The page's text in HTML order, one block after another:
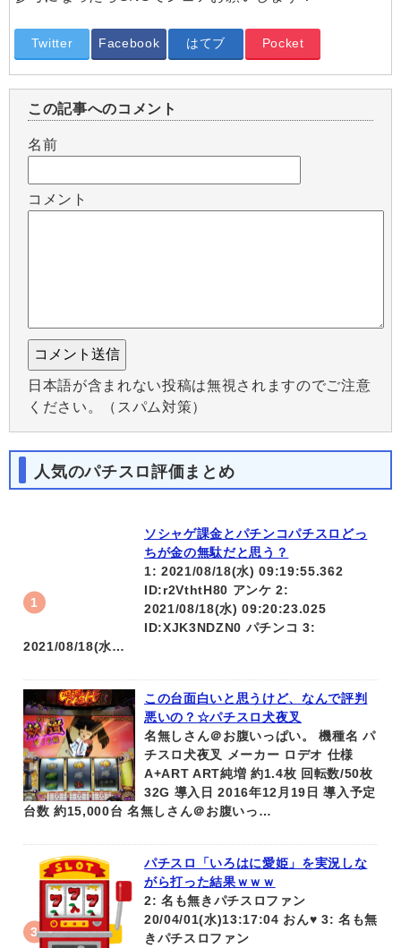
Twitter Facebook はてブ Pocket
この記事へのコメント
名前
コメント
日本語が含まれない投稿は無視されますのでご注意
ください。（スパム対策）
人気のパチスロ評価まとめ
ソシャゲ課金とパチンコパチスロどっ
ちが金の無駄だと思う？
1: 2021/08/18(水) 09:19:55.362
ID:r2VthtH80 アンケ 2:
2021/08/18(水) 09:20:23.025
ID:XJK3NDZN0 パチンコ 3:
2021/08/18(水…
この台面白いと思うけど、なんで評判
悪いの？☆パチスロ犬夜叉
名無しさん＠お腹いっぱい。 機種名 パ
チスロ犬夜叉 メーカー ロデオ 仕様
A+ART ART純増 約1.4枚 回転数/50枚
32G 導入日 2016年12月19日 導入予定
台数 約15,000台 名無しさん＠お腹いっ…
パチスロ「いろはに愛姫」を実況しな
がら打った結果ｗｗｗ
2: 名も無きパチスロファン
20/04/01(水)13:17:04 おん♥ 3: 名も無
きパチスロファン